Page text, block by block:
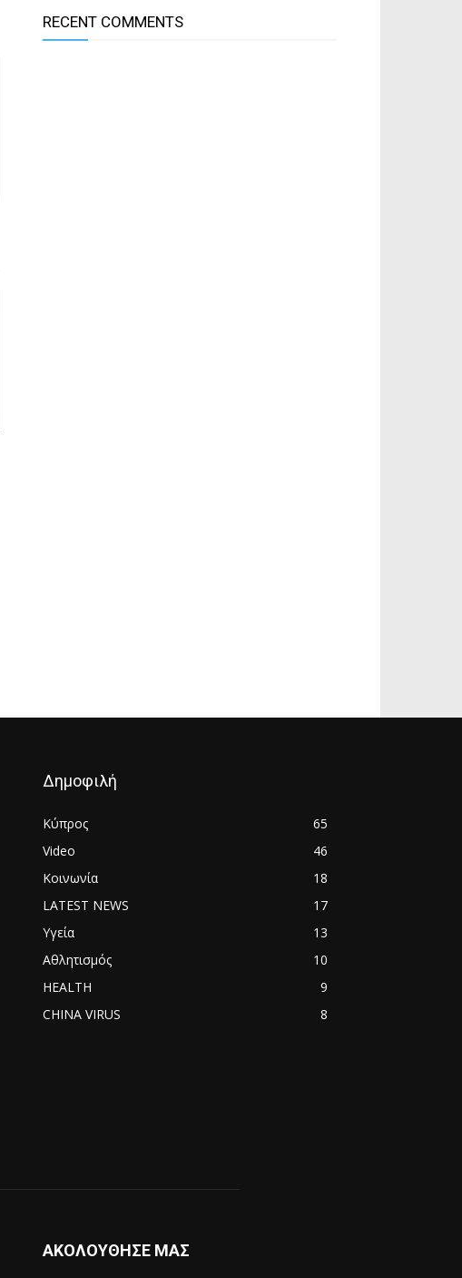
RECENT COMMENTS
Δημοφιλή
Κύπρος
65
Video
46
Κοινωνία
18
LATEST NEWS
17
Υγεία
13
Αθλητισμός
10
HEALTH
9
CHINA VIRUS
8
ΑΚΟΛΟΥΘΗΣΕ ΜΑΣ